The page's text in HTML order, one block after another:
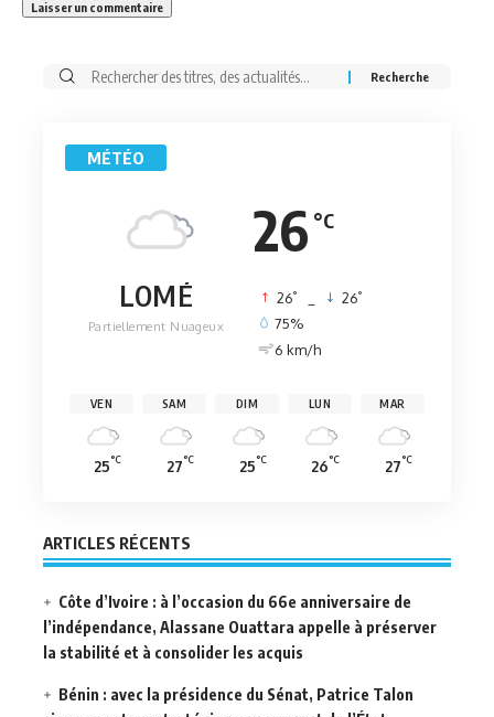
Rechercher:
MÉTÉO
26 °C
LOMÉ
Partiellement Nuageux
26° 26°
75%
6 km/h
VEN
25°C
SAM
27°C
DIM
25°C
LUN
26°C
MAR
27°C
ARTICLES RÉCENTS
Côte d’Ivoire : à l’occasion du 66e anniversaire de
l’indépendance, Alassane Ouattara appelle à préserver
la stabilité et à consolider les acquis
Bénin : avec la présidence du Sénat, Patrice Talon